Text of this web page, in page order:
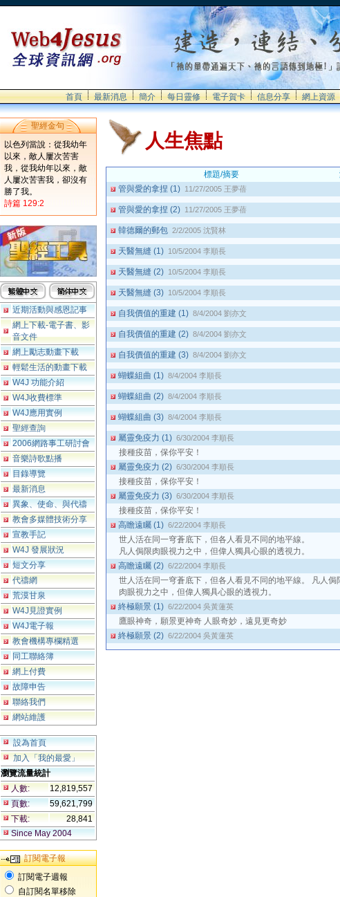
首頁 最新消息 簡介 每日靈修 電子賀卡 信息分享 網上資源
聖經金句
以色列當說：從我幼年
以來，敵人屢次苦害
我，從我幼年以來，敵
人屢次苦害我，卻沒有
勝了我。
詩篇 129:2
近期活動與感恩記事
網上下載-電子書、影
音文件
網上勵志動畫下載
輕鬆生活的動畫下載
W4J 功能介紹
W4J收費標準
W4J應用實例
聖經查詢
2006網路事工研討會
音樂詩歌點播
目錄導覽
最新消息
異象、使命、與代禱
教會多媒體技術分享
宣教手記
W4J 發展狀況
短文分享
代禱網
荒漠甘泉
W4J見證實例
W4J電子報
教會機構專欄精選
同工聯絡簿
網上付費
故障申告
聯絡我們
網站維護
設為首頁
加入「我的最愛」
瀏覽流量統計
人數:
12,819,557
頁數:
59,621,799
下載:
28,841
Since May 2004
訂閱電子報
訂閱電子週報
自訂閱名單移除
人生焦點
標題/摘要
管與愛的拿捏 (1) 11/27/2005 王夢蓓
管與愛的拿捏 (2) 11/27/2005 王夢蓓
韓德爾的郵包 2/2/2005 沈賢林
天醫無縫 (1) 10/5/2004 李順長
天醫無縫 (2) 10/5/2004 李順長
天醫無縫 (3) 10/5/2004 李順長
自我價值的重建 (1) 8/4/2004 劉亦文
自我價值的重建 (2) 8/4/2004 劉亦文
自我價值的重建 (3) 8/4/2004 劉亦文
蝴蝶組曲 (1) 8/4/2004 李順長
蝴蝶組曲 (2) 8/4/2004 李順長
蝴蝶組曲 (3) 8/4/2004 李順長
屬靈免疫力 (1) 6/30/2004 李順長
接種疫苗，保你平安！
屬靈免疫力 (2) 6/30/2004 李順長
接種疫苗，保你平安！
屬靈免疫力 (3) 6/30/2004 李順長
接種疫苗，保你平安！
高瞻遠矚 (1) 6/22/2004 李順長
世人活在同一穹蒼底下，但各人看見不同的地平線。
凡人侷限肉眼視力之中，但偉人獨具心眼的透視力。
高瞻遠矚 (2) 6/22/2004 李順長
世人活在同一穹蒼底下，但各人看見不同的地平線。 凡人侷
肉眼視力之中，但偉人獨具心眼的透視力。
終極願景 (1) 6/22/2004 吳黃蓮英
鷹眼神奇，願景更神奇 人眼奇妙，遠見更奇妙
終極願景 (2) 6/22/2004 吳黃蓮英